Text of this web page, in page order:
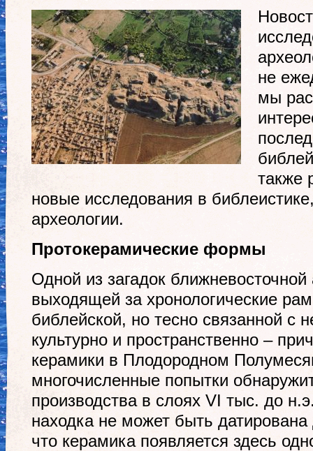
не
мы
также
новые исследования в
археологии.
Протокерамические формы
Одной из загадок
выходящей за хронологические
библейской, но тесно связанной с
культурно и пространственно –
керамики в Плодородном
многочисленные попытки
производства в слоях VI тыс. до
находка не может быть
что керамика появляется здесь